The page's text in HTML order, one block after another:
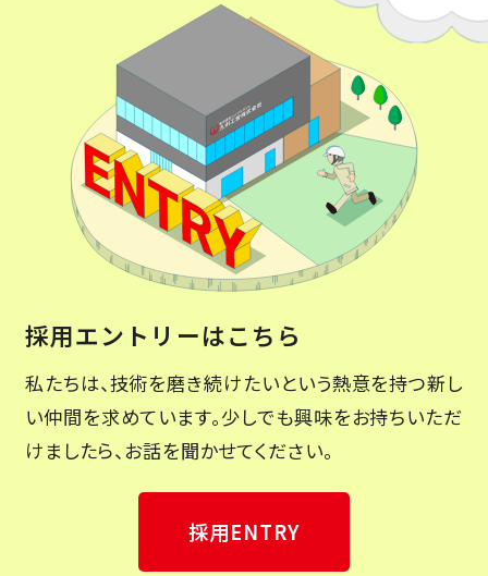
採用エントリーはこちら
私たちは、技術を磨き続けたいという熱意を持つ新し
い仲間を求めています。少しでも興味をお持ちいただ
けましたら、お話を聞かせてください。
採用ENTRY